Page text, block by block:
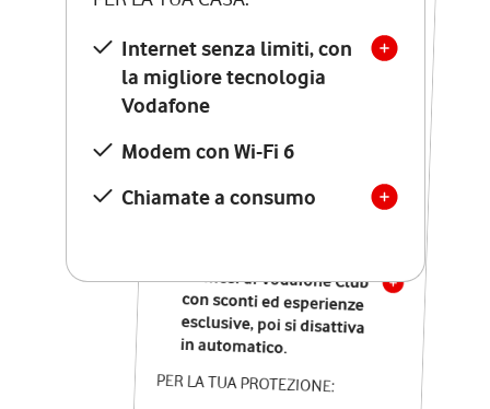
Internet senza limiti, con
la migliore tecnologia
Vodafone
Modem con Wi-Fi 6
Chiamate a consumo
Internet senza limiti, con
la migliore tecnologia
Vodafone
Modem Seven con Wi-Fi 7
Chiamate illimitate verso
numeri fissi e mobili
nazionali
12 mesi di Vodafone Club
con sconti ed esperienze
esclusive, poi si disattiva
in automatico.
PER LA TUA PROTEZIONE: